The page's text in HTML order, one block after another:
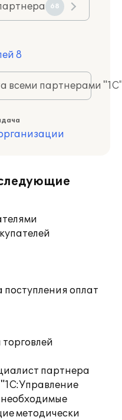
68
8
всеми партнерами
оплат
партнера
необходимые
методически